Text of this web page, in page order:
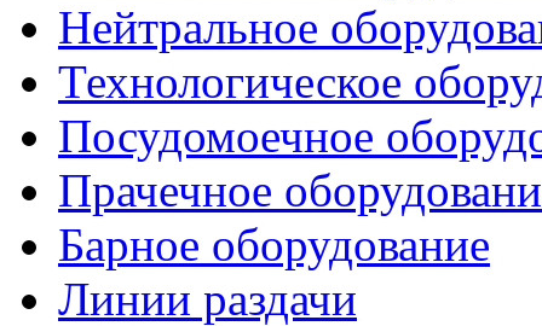
Нейтральное
Технологическое
Посудомоечное
Прачечное
Барное оборудование
Линии раздачи